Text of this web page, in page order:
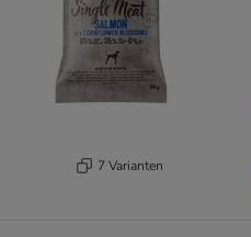
7 Varianten